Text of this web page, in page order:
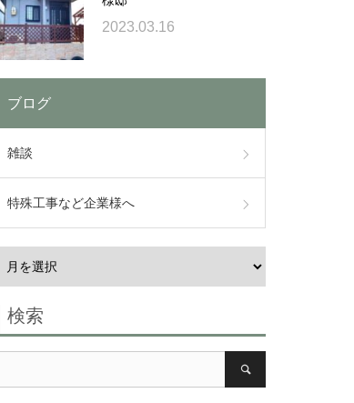
2023.03.16
ブログ
雑談
特殊工事など企業様へ
検索